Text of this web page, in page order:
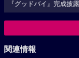
『グッドバイ』完成披
関連情報